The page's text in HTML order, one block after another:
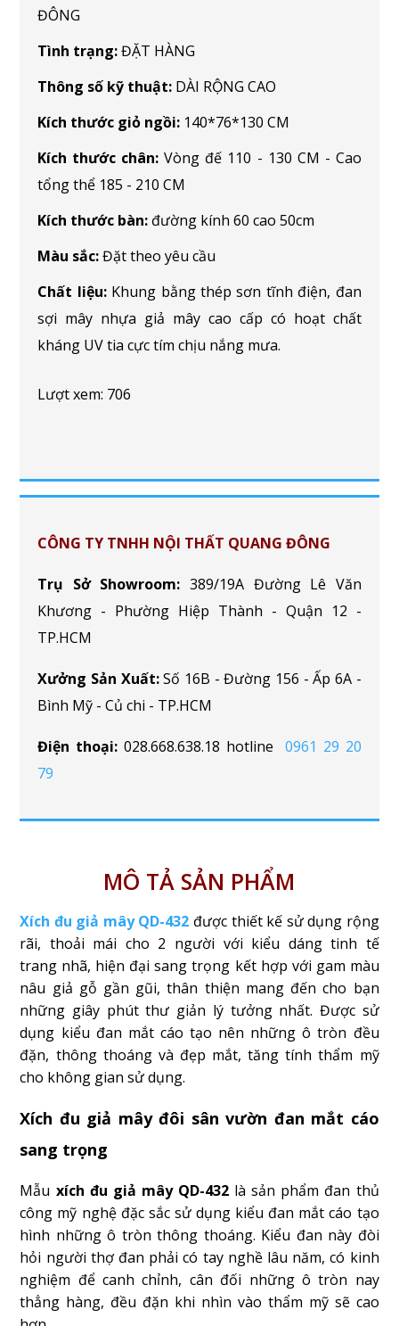
ĐÔNG
Tình trạng:ĐẶT HÀNG
Thông số kỹ thuật: DÀI RỘNG CAO
Kích thước giỏ ngồi: 140*76*130 CM
Kích thước chân: Vòng đế 110 - 130 CM - Cao
tổng thể 185 - 210 CM
Kích thước bàn: đường kính 60 cao 50cm
Màu sắc:Đặt theo yêu cầu
Chất liệu:Khung bằng thép sơn tĩnh điện, đan
sợi mây nhựa giả mây cao cấp có hoạt chất
kháng UV tia cực tím chịu nắng mưa.
Lượt xem: 706
CÔNG TY TNHH NỘI THẤT QUANG ĐÔNG
Trụ Sở Showroom: 389/19A Đường Lê Văn
Khương - Phường Hiệp Thành - Quận 12 -
TP.HCM
Xưởng Sản Xuất:Số 16B - Đường 156 - Ấp 6A -
Bình Mỹ - Củ chi - TP.HCM
Điện thoại: 028.668.638.18 hotline0961 29 20
79
MÔ TẢ SẢN PHẨM
Xích đu giả mây QD-432 được thiết kế sử dụng rộng
rãi, thoải mái cho 2 người với kiểu dáng tinh tế
trang nhã, hiện đại sang trọng kết hợp với gam màu
nâu giả gỗ gần gũi, thân thiện mang đến cho bạn
những giây phút thư giản lý tưởng nhất. Được sử
dụng kiểu đan mắt cáo tạo nên những ô tròn đều
đặn, thông thoáng và đẹp mắt, tăng tính thẩm mỹ
cho không gian sử dụng.
Xích đu giả mây đôi sân vườn đan mắt cáo
sang trọng
Mẫu xích đu giả mây QD-432 là sản phẩm đan thủ
công mỹ nghệ đặc sắc sử dụng kiểu đan mắt cáo tạo
hình những ô tròn thông thoáng. Kiểu đan này đòi
hỏi người thợ đan phải có tay nghề lâu năm, có kinh
nghiệm để canh chỉnh, cân đối những ô tròn nay
thẳng hàng, đều đặn khi nhìn vào thẩm mỹ sẽ cao